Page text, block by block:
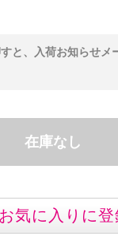
と、入荷お知らせメ
在庫なし
お気に入りに登